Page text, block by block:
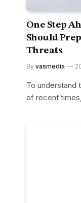
One Step
Should
Threats
By vasmedia
To understand
of recent